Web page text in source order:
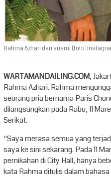
Rahma Azhari dan suami (foto:
WARTAMANDAILING.COM,
Rahma Azhari. Rahma
seorang pria bernama Paris
dilangsungkan pada Rabu, 11
Serikat.
“Saya merasa semua yang
saya ke sini sekarang. Pada 11
pernikahan di City Hall, hanya
kata Rahma ditulis dalam